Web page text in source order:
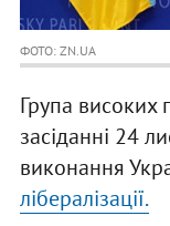
ФОТО: ZN.UA
Група високих
засіданні 24
виконання
лібералізації.